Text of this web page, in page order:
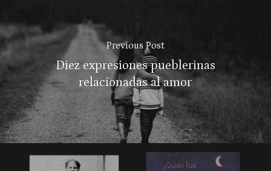
Previous Post
Diez expresiones pueblerinas
relacionadas al amor